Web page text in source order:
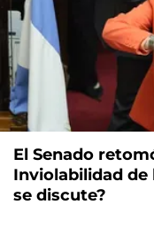
El Senado
Inviolabilidad de
se discute?